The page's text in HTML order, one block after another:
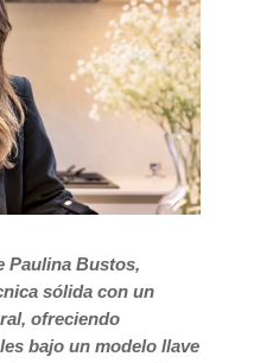
Paulina Bustos,
sólida con un
ofreciendo
bajo un modelo llave